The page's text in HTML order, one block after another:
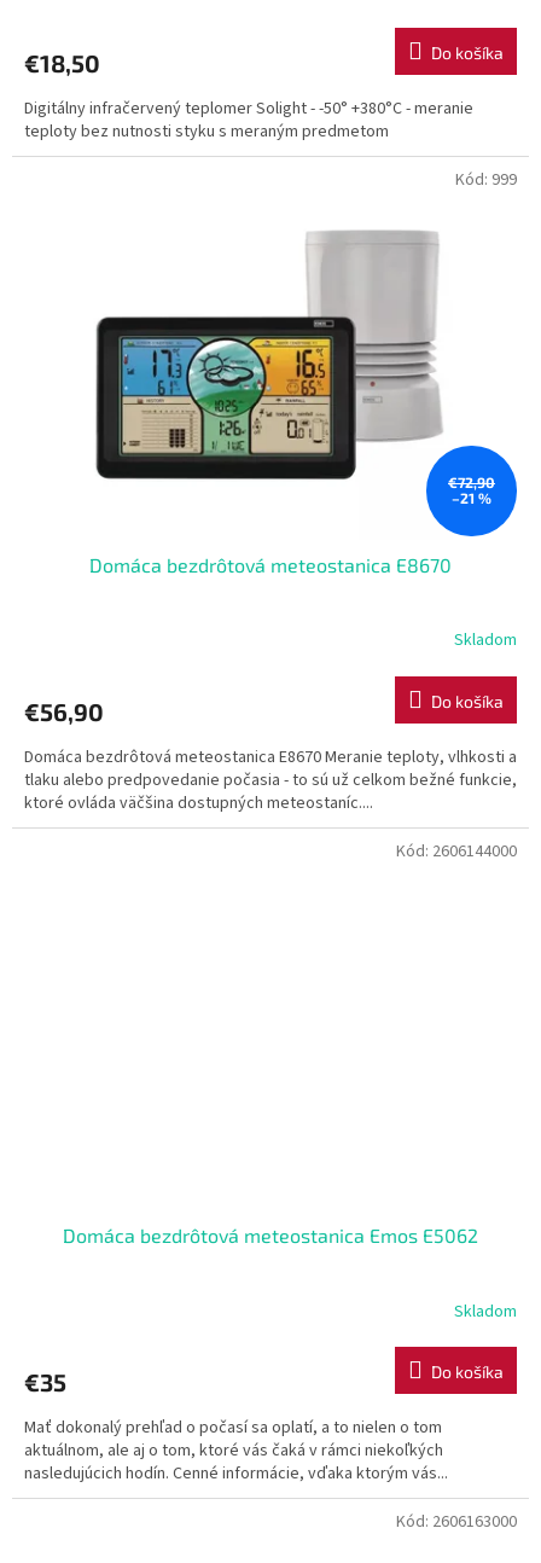
€18,50 Do košíka
Digitálny infračervený teplomer Solight - -50° +380°C - meranie
teploty bez nutnosti styku s meraným predmetom
€72,90
–21 %
Domáca bezdrôtová meteostanica E8670
Skladom
€56,90 Do košíka
Domáca bezdrôtová meteostanica E8670 Meranie teploty, vlhkosti a
tlaku alebo predpovedanie počasia - to sú už celkom bežné funkcie,
ktoré ovláda väčšina dostupných meteostaníc....
Kód: 999
Domáca bezdrôtová meteostanica Emos E5062
Skladom
€35 Do košíka
Mať dokonalý prehľad o počasí sa oplatí, a to nielen o tom
aktuálnom, ale aj o tom, ktoré vás čaká v rámci niekoľkých
nasledujúcich hodín. Cenné informácie, vďaka ktorým vás...
Kód: 2606144000
Kód: 2606163000